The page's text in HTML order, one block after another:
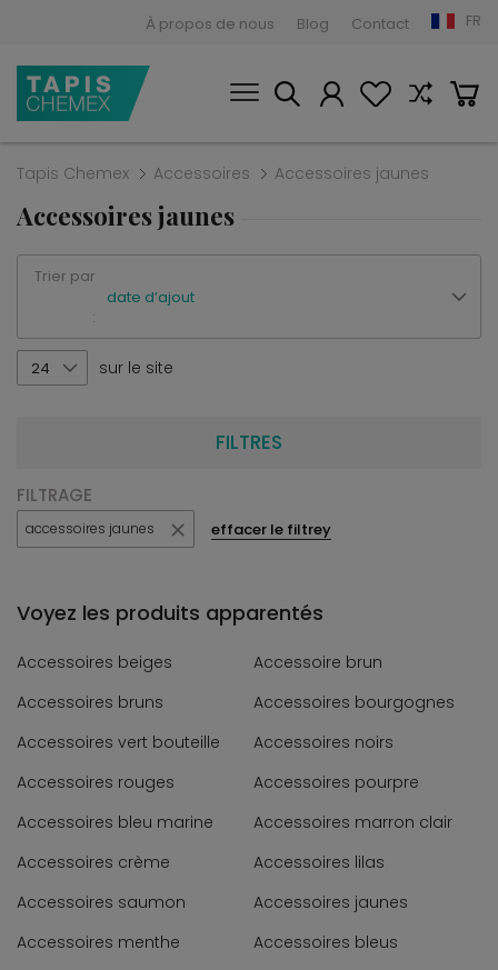
À propos de nous Blog Contact FR
Tapis Chemex Accessoires Accessoires jaunes
Accessoires jaunes
Trier par
:
date d’ajout
24 sur le site
FILTRES
FILTRAGE
accessoires jaunes effacer le filtrey
Voyez les produits apparentés
Accessoires beiges
Accessoire brun
Accessoires bruns
Accessoires bourgognes
Accessoires vert bouteille
Accessoires noirs
Accessoires rouges
Accessoires pourpre
Accessoires bleu marine
Accessoires marron clair
Accessoires crème
Accessoires lilas
Accessoires saumon
Accessoires jaunes
Accessoires menthe
Accessoires bleus